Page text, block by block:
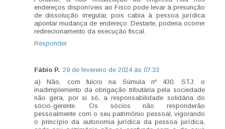
endereços disponíveis ao Fisco pode levar à presunção
de dissolução irregular, pois cabia à pessoa jurídica
apontar mudança de endereço. Destarte, poderia ocorrer
redirecionamento da execução fiscal.
Responder
Fábio P. 29 de fevereiro de 2024 às 07:33
a) Não, com fulcro na Súmula nº 430, STJ: o
inadimplemento da obrigação tributária pela sociedade
não gera, por si só, a responsabilidade solidária do
sócio-gerente. Os sócios não responderão
pessoalmente com o seu patrimônio pessoal, vigorando
o princípio da autonomia jurídica da pessoa jurídica,